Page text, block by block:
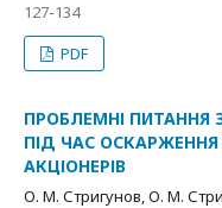
127-134
PDF
ПРОБЛЕМНІ ПИТАННЯ
ПІД ЧАС ОСКАРЖЕННЯ
АКЦІОНЕРІВ
О. М. Стригунов, О. М.